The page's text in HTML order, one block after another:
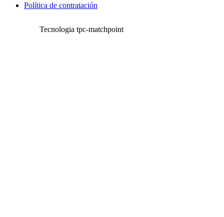
Política de contratación
Tecnologia tpc-matchpoint